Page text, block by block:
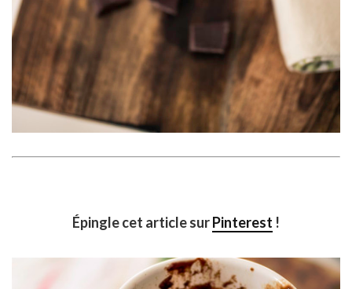
Épingle cet article surPinterest !